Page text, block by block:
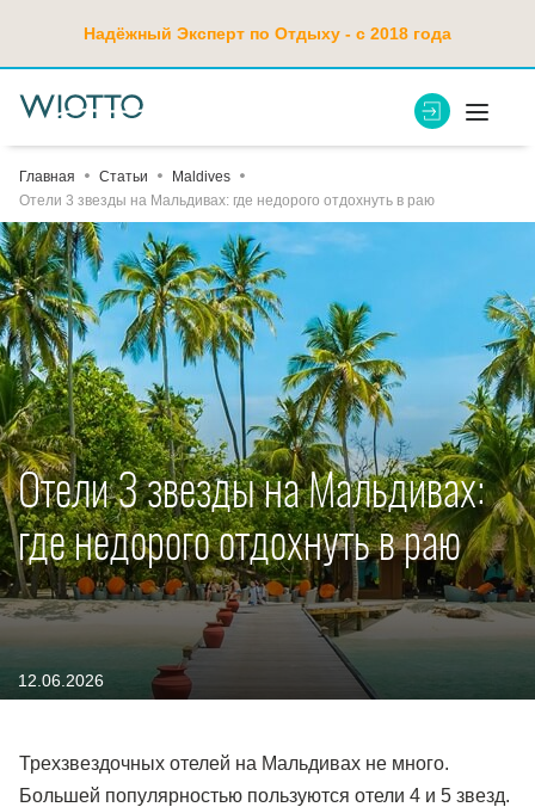
Надёжный Эксперт по Отдыху - с 2018 года
Главная Статьи
Maldives
Отели 3 звезды на Мальдивах: где недорого отдохнуть в раю
Отели 3 звезды на Мальдивах:
где недорого отдохнуть в раю
12.06.2026
Трехзвездочных отелей на Мальдивах не много.
Большей популярностью пользуются отели 4 и 5 звезд.